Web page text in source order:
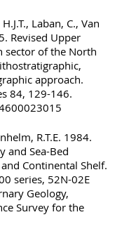
Laban, C., Van
Revised Upper
sector of the North
approach.
84, 129-146.
R.T.E. 1984.
and Sea-Bed
Continental Shelf.
series, 52N-02E
Geology,
Survey for the